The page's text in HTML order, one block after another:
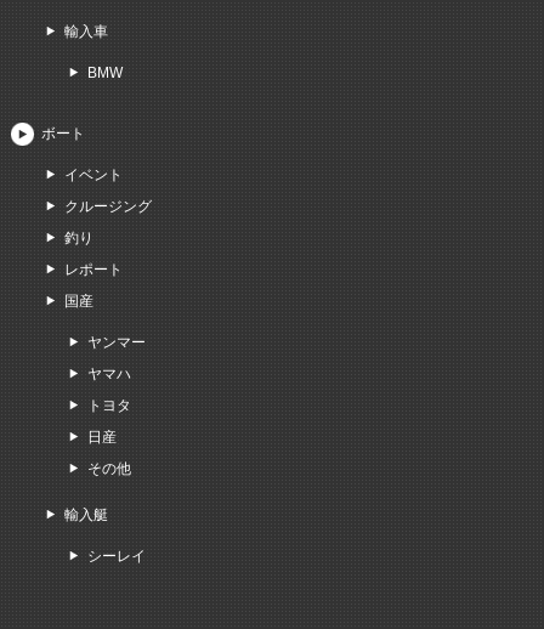
輸入車
BMW
ボート
イベント
クルージング
釣り
レポート
国産
ヤンマー
ヤマハ
トヨタ
日産
その他
輸入艇
シーレイ